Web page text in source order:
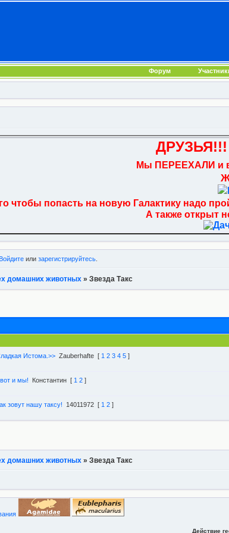
Форум
ДРУЗЬЯ!!!
Мы ПЕРЕЕХАЛИ и
чтобы попасть на новую Галактику надо
А также открыт
Войдите илизарегистрируйтесь
домашних животных » Звезда Такс
Истома.>> Zauberhafte [ 1 2 3 4 5 ]
и мы! Константин [ 1 2 ]
зовут нашу таксу! 14011972 [ 1 2 ]
домашних животных » Звезда Такс
Действие